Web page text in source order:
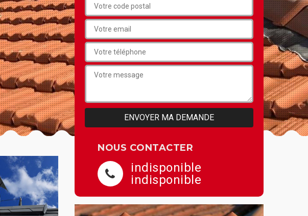
NOUS CONTACTER
indisponible
indisponible